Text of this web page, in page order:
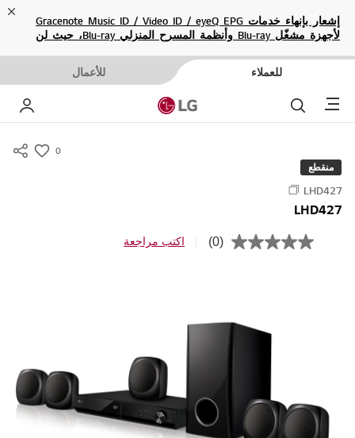
إشعار بإنهاء خدمات Gracenote Music ID / Video ID / eyeQ EPG
لأجهزة مشغّل Blu-ray وأنظمة المسرح المنزلي Blu-ray، حيث لن
للعملاء للأعمال
Menu
0
h
منقطع
LHD427
LHD427
ب
ر
ا
(0) اكتب مراجعة